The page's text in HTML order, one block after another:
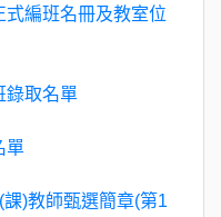
式編班名冊及教室位
錄取名單
單
)教師甄選簡章(第1